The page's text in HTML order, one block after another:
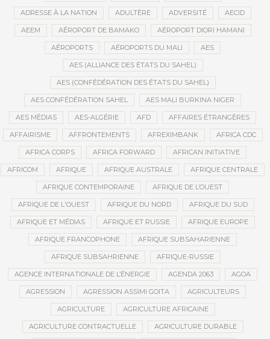
ADRESSE À LA NATION ADULTÈRE ADVERSITÉ AECID
AEEM AÉROPORT DE BAMAKO AÉROPORT DIORI HAMANI
AÉROPORTS AÉROPORTS DU MALI AES
AES (ALLIANCE DES ÉTATS DU SAHEL)
AES (CONFÉDÉRATION DES ÉTATS DU SAHEL)
AES CONFÉDÉRATION SAHEL AES MALI BURKINA NIGER
AES MÉDIAS AES-ALGÉRIE AFD AFFAIRES ÉTRANGÈRES
AFFAIRISME AFFRONTEMENTS AFREXIMBANK AFRICA CDC
AFRICA CORPS AFRICA FORWARD AFRICAN INITIATIVE
AFRICOM AFRIQUE AFRIQUE AUSTRALE AFRIQUE CENTRALE
AFRIQUE CONTEMPORAINE AFRIQUE DE L’OUEST
AFRIQUE DE L'OUEST AFRIQUE DU NORD AFRIQUE DU SUD
AFRIQUE ET MÉDIAS AFRIQUE ET RUSSIE AFRIQUE EUROPE
AFRIQUE FRANCOPHONE AFRIQUE SUBSAHARIENNE
AFRIQUE SUBSAHRIENNE AFRIQUE-RUSSIE
AGENCE INTERNATIONALE DE L’ÉNERGIE AGENDA 2063 AGOA
AGRESSION AGRESSION ASSIMI GOITA AGRICULTEURS
AGRICULTURE AGRICULTURE AFRICAINE
AGRICULTURE CONTRACTUELLE AGRICULTURE DURABLE